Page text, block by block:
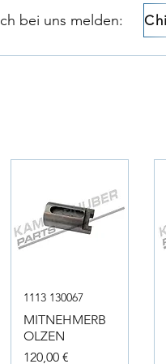
bei uns melden:​​
1113 130067
MITNEHMERB
OLZEN
Prezzo
120,00 €